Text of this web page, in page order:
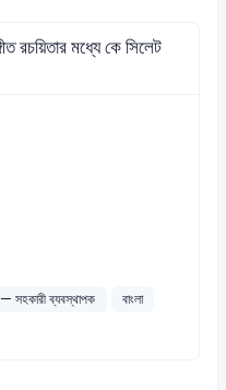
রচয়িতার মধ্যে কে সিলেট
সহকারী ব্যবস্থাপক
বাংলা